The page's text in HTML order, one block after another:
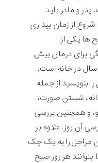
و مادر باید
از زمان بیداری
ها یکی از
برای درمان بیش
در خانه است.
بنویسید از جمله
شستن صورت،
و همچنین بررسی
آن روز. علاوه بر
مراحل را به یک چک
هر روز صبح